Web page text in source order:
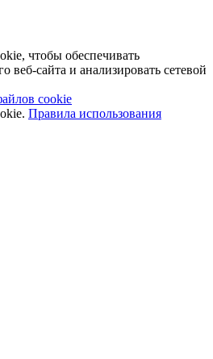
чтобы обеспечивать
веб-сайта и анализировать сетевой
cookie
Правила использования